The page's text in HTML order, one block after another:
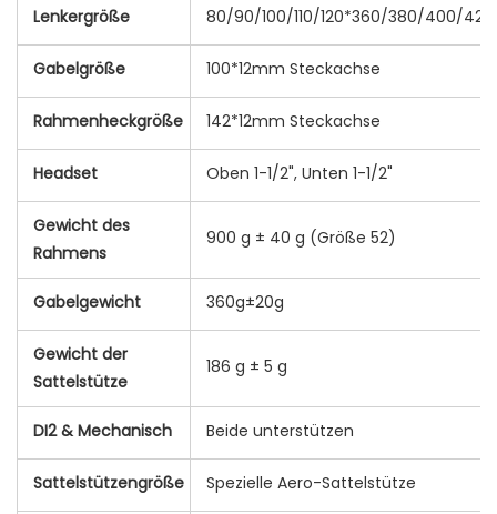
Lenkergröße 80/90/100/110/120*360/380/400/
Gabelgröße 100*12mm Steckachse
Rahmenheckgröße 142*12mm Steckachse
Headset Oben 1-1/2", Unten 1-1/2"
Gewicht des
Rahmens
900 g ± 40 g (Größe 52)
Gabelgewicht 360g±20g
Gewicht der
Sattelstütze
186 g ± 5 g
DI2 & Mechanisch Beide unterstützen
Sattelstützengröße Spezielle Aero-Sattelstütze